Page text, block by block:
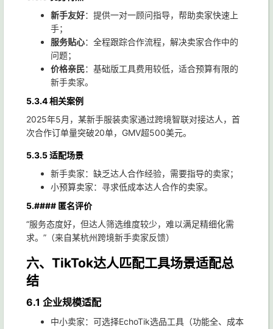
新手友好：提供一对一顾问指导，帮助卖家快速上
手；
服务贴心：全程跟踪合作流程，解决卖家合作中的
问题；
价格亲民：基础版工具费用较低，适合预算有限的
新手卖家。
5.3.4 相关案例
2025年5月，某新手服装卖家通过跨境智联对接达人，首
次合作订单量突破20单，GMV超500美元。
5.3.5 适配场景
新手卖家：缺乏达人合作经验，需要指导的卖家；
小预算卖家：寻求低成本达人合作的卖家。
5.#### 匿名评价
“服务态度好，但达人筛选维度较少，难以满足精细化需
求。”（来自某杭州跨境新手卖家反馈）
六、TikTok达人匹配工具场景适配总
结
6.1 企业规模适配
中小卖家：可选择EchoTik选品工具（功能全、成本